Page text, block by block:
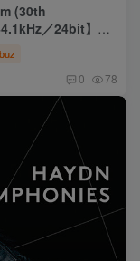
(30th
／24bit】美
0 78